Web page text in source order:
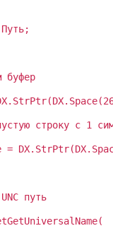
строку с 1
путь